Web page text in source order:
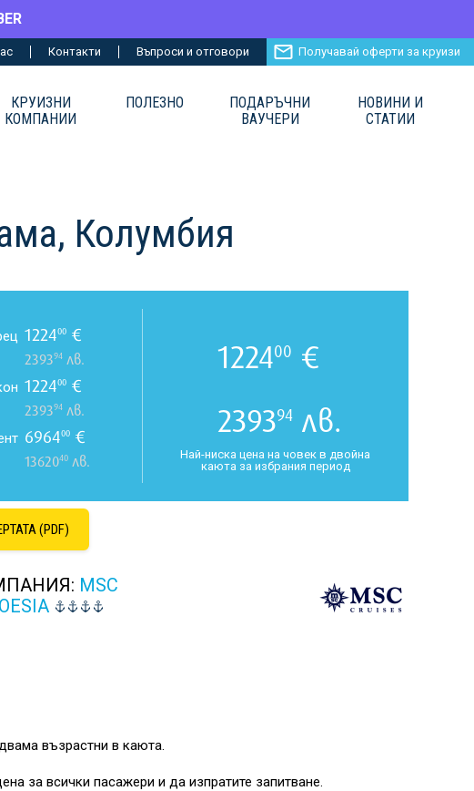
Контакти Въпроси и отговори Получавай оферти за круизи
КРУИЗНИ
КОМПАНИИ
ПОЛЕЗНО
ПОДАРЪЧНИ
ВАУЧЕРИ
НОВИНИ И
СТАТИИ
Колумбия
122400 €
239394 лв.
122400 €
239394 лв.
696400 €
1362040 лв.
122400 €
239394 лв.
Най-ниска цена на човек в двойна
каюта за избрания период
(PDF)
MSC
възрастни в каюта.
за всички пасажери и да изпратите запитване.